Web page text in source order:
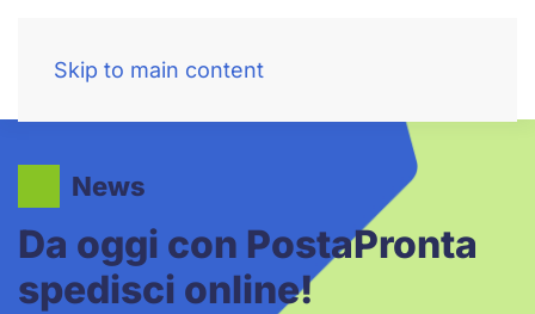
Skip to main content
News
Da oggi con PostaPronta
spedisci online!